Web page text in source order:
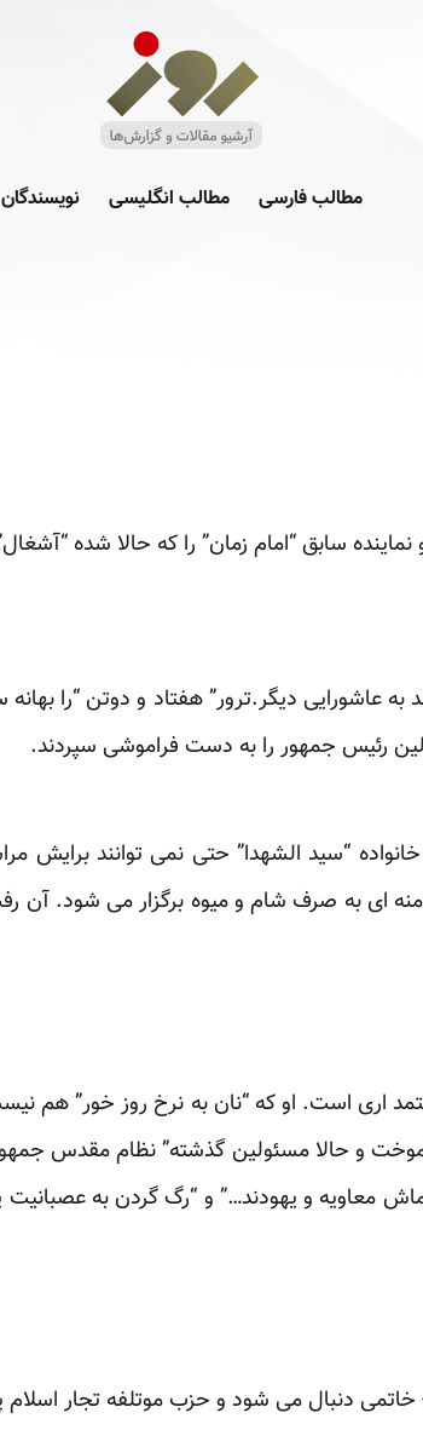
مطالب فارسی مطالب انگلیسی نویسندگان
سابق “امام زمان” را که حالا شده
عاشورایی دیگر.ترور” هفتاد و دوتن “را
رئیس جمهور را به دست فراموشی سپردند.
خانواده “سید الشهدا” حتی نمی توانند برایش
ای به صرف شام و میوه برگزار می شود. آن
اری است. او که “نان به نرخ روز خور” هم
و حالا مسئولین گذشته” نظام مقدس
معاویه و یهودند…” و “رگ گردن به
دنبال می شود و حزب موتلفه تجار